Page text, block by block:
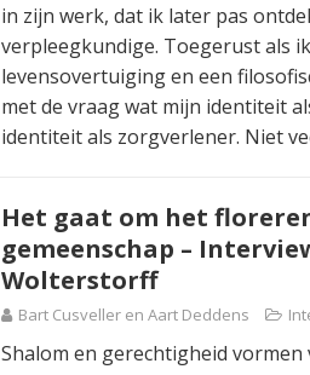
in zijn werk, dat ik later pas
verpleegkundige. Toegerust als
levensovertuiging en een
met de vraag wat mijn identiteit
identiteit als zorgverlener. Niet
Het gaat om het
gemeenschap –
Wolterstorff
Bart Cusveller en Aart Deddens
Shalom en gerechtigheid